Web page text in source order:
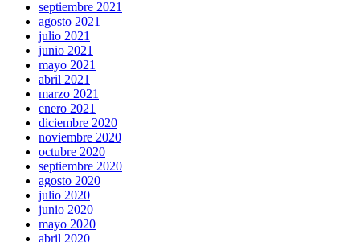
septiembre 2021
agosto 2021
julio 2021
junio 2021
mayo 2021
abril 2021
marzo 2021
enero 2021
diciembre 2020
noviembre 2020
octubre 2020
septiembre 2020
agosto 2020
julio 2020
junio 2020
mayo 2020
abril 2020